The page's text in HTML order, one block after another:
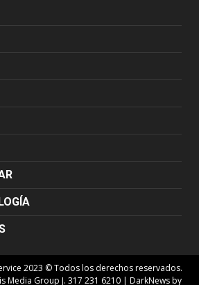
2023 © Todos los derechos reservados.
Media Group J. 317 231 6210 | DarkNewsby